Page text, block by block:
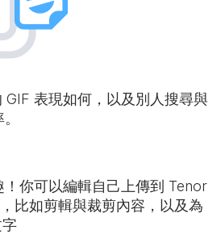
GIF 表現如何，以及別人搜尋與
！你可以編輯自己上傳到 Tenor
比如剪輯與裁剪內容，以及為